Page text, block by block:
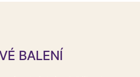
BALENÍ